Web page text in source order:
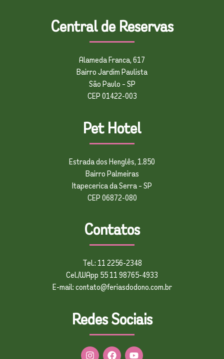
Central de Reservas
Alameda Franca, 617
Bairro Jardim Paulista
São Paulo – SP
CEP 01422-003
Pet Hotel
Estrada dos Henglês, 1.850
Bairro Palmeiras
Itapecerica da Serra – SP
CEP 06872-080
Contatos
Tel.: 11 2256-2348
Cel./WApp 55 11 98765-4933
E-mail: contato@feriasdodono.com.br
Redes Sociais